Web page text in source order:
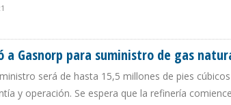
a Gasnorp para suministro de gas
será de hasta 15,5 millones de pies
y operación. Se espera que la refinería